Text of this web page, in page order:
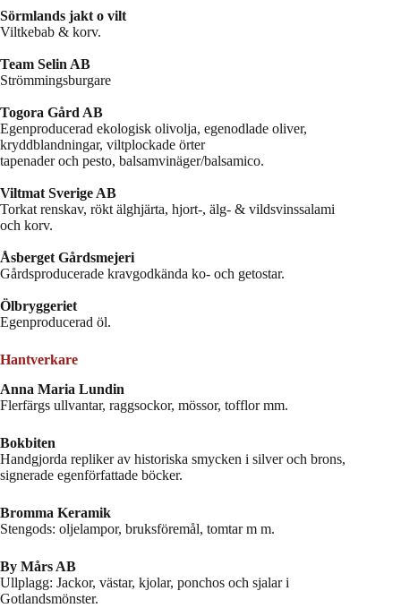
Sörmlands jakt o vilt
Viltkebab & korv.
Team Selin AB
Strömmingsburgare
Togora Gård AB
Egenproducerad ekologisk olivolja, egenodlade oliver,
kryddblandningar, viltplockade örter
tapenader och pesto, balsamvinäger/balsamico.
Viltmat Sverige AB
Torkat renskav, rökt älghjärta, hjort-, älg- & vildsvinssalami
och korv.
Åsberget Gårdsmejeri
Gårdsproducerade kravgodkända ko- och getostar.
Ölbryggeriet
Egenproducerad öl.
Hantverkare
Anna Maria Lundin
Flerfärgs ullvantar, raggsockor, mössor, tofflor mm.
Bokbiten
Handgjorda repliker av historiska smycken i silver och brons,
signerade egenförfattade böcker.
Bromma Keramik
Stengods: oljelampor, bruksföremål, tomtar m m.
By Mårs AB
Ullplagg: Jackor, västar, kjolar, ponchos och sjalar i
Gotlandsmönster.